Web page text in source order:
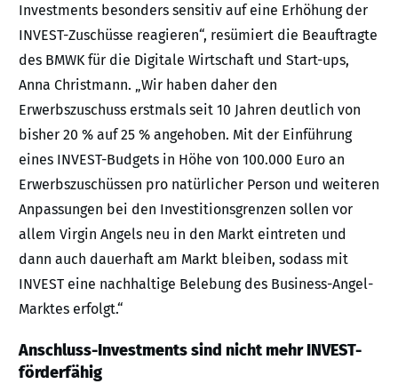
Investments besonders sensitiv auf eine Erhöhung der
INVEST-Zuschüsse reagieren“, resümiert die Beauftragte
des BMWK für die Digitale Wirtschaft und Start-ups,
Anna Christmann. „Wir haben daher den
Erwerbszuschuss erstmals seit 10 Jahren deutlich von
bisher 20 % auf 25 % angehoben. Mit der Einführung
eines INVEST-Budgets in Höhe von 100.000 Euro an
Erwerbszuschüssen pro natürlicher Person und weiteren
Anpassungen bei den Investitionsgrenzen sollen vor
allem Virgin Angels neu in den Markt eintreten und
dann auch dauerhaft am Markt bleiben, sodass mit
INVEST eine nachhaltige Belebung des Business-Angel-
Marktes erfolgt.“
Anschluss-Investments sind nicht mehr INVEST-
förderfähig